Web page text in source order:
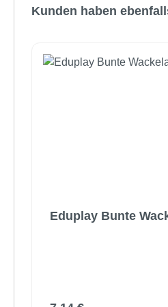
Kunden haben
Eduplay Bunte